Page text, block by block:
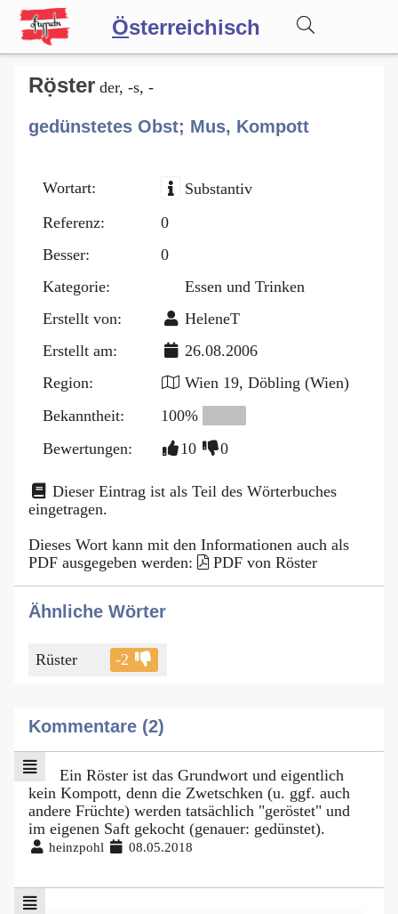
Österreichisch
Wörterbuch
Forum
Blog
Rọ̈ster der, -s, -
gedünstetes Obst; Mus, Kompott
Wortart:
Substantiv
Referenz:
0
Besser:
0
Kategorie:
Essen und Trinken
Erstellt von:
HeleneT
Erstellt am:
26.08.2006
Region:
Wien 19, Döbling (Wien)
Bekanntheit:
100%
Bewertungen:
10 0
Dieser Eintrag ist als Teil des Wörterbuches
eingetragen.
Dieses Wort kann mit den Informationen auch als
PDF ausgegeben werden:
PDF von Röster
Ähnliche Wörter
Rüster -2
Kommentare (2)
Ein Röster ist das Grundwort und eigentlich
kein Kompott, denn die Zwetschken (u. ggf. auch
andere Früchte) werden tatsächlich "geröstet" und
im eigenen Saft gekocht (genauer: gedünstet).
heinzpohl 08.05.2018